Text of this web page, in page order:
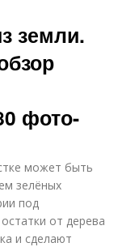
земли.
фото-
может быть
зелёных
под
от дерева
и сделают